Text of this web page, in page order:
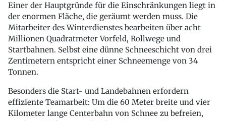
Einer der Hauptgründe für die Einschränkungen liegt in
der enormen Fläche, die geräumt werden muss. Die
Mitarbeiter des Winterdienstes bearbeiten über acht
Millionen Quadratmeter Vorfeld, Rollwege und
Startbahnen. Selbst eine dünne Schneeschicht von drei
Zentimetern entspricht einer Schneemenge von 34
Tonnen.
Besonders die Start- und Landebahnen erfordern
effiziente Teamarbeit: Um die 60 Meter breite und vier
Kilometer lange Centerbahn von Schnee zu befreien,